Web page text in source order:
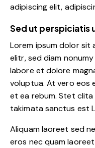
adipiscing elit,
Sed ut perspiciatis
Lorem ipsum dolor
elitr, sed diam
labore et dolore
voluptua. At vero eos
et ea rebum. Stet
takimata sanctus est
Aliquam laoreet sed
eros nec quam